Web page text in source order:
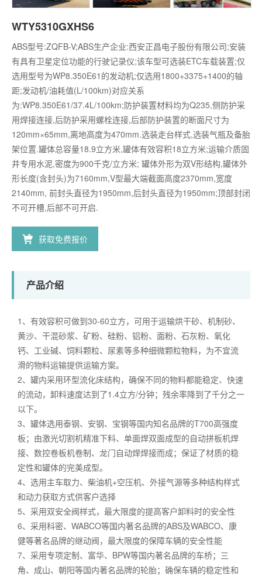
WTY5310GXHS6
ABS型号:ZQFB-V;ABS生产企业:西安正昌电子股份有限公司;安装
有具有卫星定位功能的行驶记录仪;该车型可选装ETC车载装置;仅
选用型号为WP8.350E61的发动机;仅选用1800+3375+1400的轴
距;发动机/油耗值(L/100km)对应关系
为:WP8.350E61/37.4L/100km;防护装置材料均为Q235,侧防护采
用焊接连接,后防护采用螺栓连接,后部防护装置的断面尺寸为
120mm×65mm,离地高度为470mm.选装走台样式,选装气瓶及备胎
架位置.罐体总容量18.9立方米,罐体有效容积18立方米;运输介质固
井专用水泥,密度为900千克/立方米; 罐体外形为双V形结构,罐体外
形长度(含封头)为7160mm,V型最大端截面高度2370mm,宽度
2140mm, 前封头直径为1950mm,后封头直径为1950mm;顶部封闭
不可开槽,后部不可开启.
获取免费报价
产品介绍
1、有效容积可做到30-60立方，可用于运输烘干砂、机制砂、
黄沙、干混砂浆、矿粉、硅粉、铝粉、面粉、石灰粉、氧化
钙、工业碱、饲料颗粒、尿素等多种细微颗粒物料，为不宜流
滑的物料运输提供运输方案。
2、罐内采用环型流化床结构，确保不同的物料都能稳定、快速
的流动，卸料速度达到了1.4立方/分钟；残余率降到了千分之一
以下。
3、罐体选用泰钢、安钢、宝钢等国内知名品牌的T700高强度
板；由激光切割机精准下料、单面焊双面成型的自动拼板机焊
接、数控卷板机卷制、龙门自动焊焊接而成；保证了材质的稳
定性和罐体的完美成型。
4、选用主车取力、柴油机+空压机、外接气源等多种结构样式
和动力获取方式供客户选择
5、采用双安全阀样式，最大限度的提高客户卸料时的安全性
6、采用科密、WABCO等国内著名品牌的ABS及WABCO、康
健等著名品牌的继动阀，最大限度的保障车辆的安全性能
7、采用专项定制、富华、BPW等国内著名品牌的车桥；三
角、成山、朝阳等国内著名品牌的轮胎；确保车辆的稳定性和